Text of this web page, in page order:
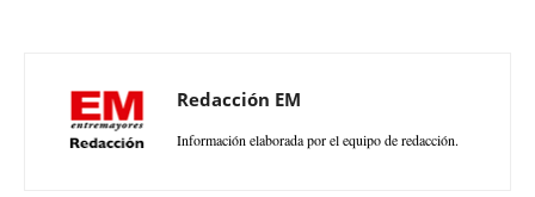
Redacción EM
Información elaborada por el equipo de redacción.